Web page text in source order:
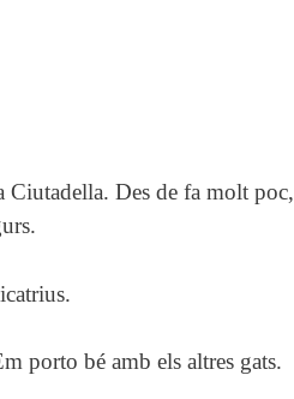
Ciutadella. Des de fa molt poc,
porto bé amb els altres gats.